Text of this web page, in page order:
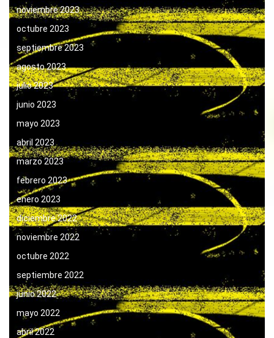
noviembre 2023
octubre 2023
septiembre 2023
agosto 2023
julio 2023
junio 2023
mayo 2023
abril 2023
marzo 2023
febrero 2023
enero 2023
diciembre 2022
noviembre 2022
octubre 2022
septiembre 2022
junio 2022
mayo 2022
abril 2022